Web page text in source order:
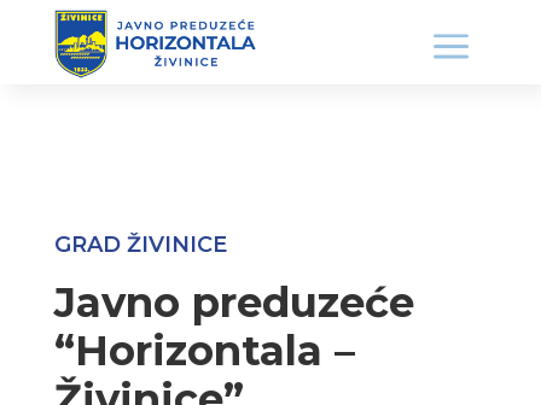
GRAD ŽIVINICE
Javno preduzeće
“Horizontala –